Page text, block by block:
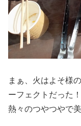
まぁ、火はよそ様
ーフェクトだった！
熱々のつやつやで